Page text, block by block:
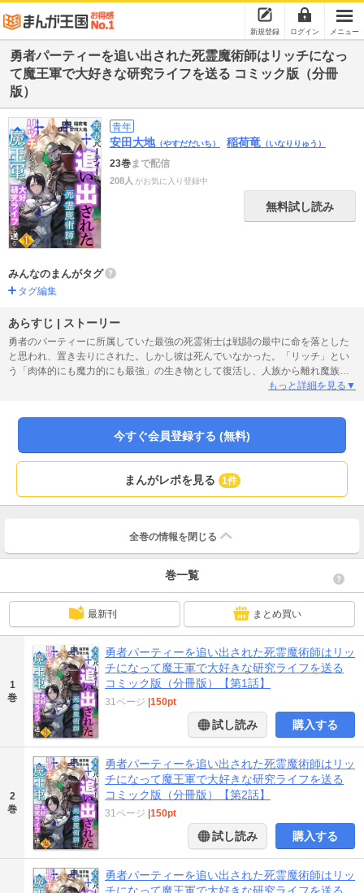
新規登録 ログイン メニュー
勇者パーティーを追い出された死霊魔術師はリッチになっ
て魔王軍で大好きな研究ライフを送る コミック版（分冊
版）
青年
安田大地（やすだだいち） 稲荷竜 （いなりりゅう）
23巻まで配信
208人 がお気に入り登録中
無料試し読み
みんなのまんがタグ
タグ編集
あらすじ | ストーリー
勇者のパーティーに所属していた最強の死霊術士は戦闘の最中に命を落とした
と思われ、置き去りにされた。しかし彼は死んでいなかった。「リッチ」とい
う「肉体的にも魔力的にも最強」の生き物として復活し、人族から離れ魔族の
側で生きていくことを決意する。なぜなら、魔族の方が豊かな環境で自由気ま
ートナーに、研究に没頭するリッチ。果たしてリッチは、冒険者の邪魔にも負
けずに彼の望んだ平穏無事な研究生活を送ることができるのか!?
もっと詳細を見る▼
今すぐ会員登録する (無料)
まんがレポを見る 1件
全巻の情報を 閉じる
巻一覧
最新刊 まとめ買い
1
巻
勇者パーティーを追い出された死霊魔術師はリッ
チになって魔王軍で大好きな研究ライフを送る
コミック版（分冊版）【第1話】
31ページ 150pt
試し読み 購入する
2
巻
勇者パーティーを追い出された死霊魔術師はリッ
チになって魔王軍で大好きな研究ライフを送る
コミック版（分冊版）【第2話】
31ページ 150pt
試し読み 購入する
勇者パーティーを追い出された死霊魔術師はリッ